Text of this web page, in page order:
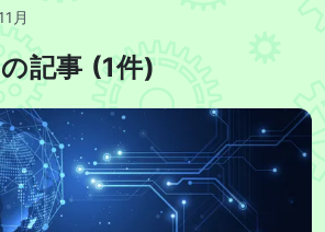
月
記事 (1件)
鍵管理はssh-config-jsonに任せよ